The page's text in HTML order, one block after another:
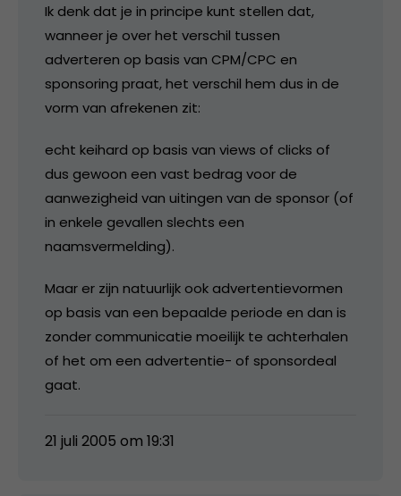
Ik denk dat je in principe kunt stellen dat,
wanneer je over het verschil tussen
adverteren op basis van CPM/CPC en
sponsoring praat, het verschil hem dus in de
vorm van afrekenen zit:
echt keihard op basis van views of clicks of
dus gewoon een vast bedrag voor de
aanwezigheid van uitingen van de sponsor (of
in enkele gevallen slechts een
naamsvermelding).
Maar er zijn natuurlijk ook advertentievormen
op basis van een bepaalde periode en dan is
zonder communicatie moeilijk te achterhalen
of het om een advertentie- of sponsordeal
gaat.
21 juli 2005 om 19:31